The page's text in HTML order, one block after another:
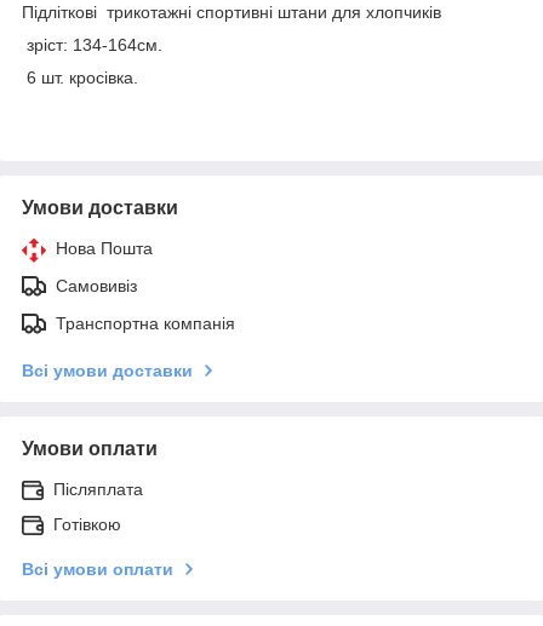
Підліткові трикотажні спортивні штани для хлопчиків
зріст: 134-164см.
6 шт. кросівка.
Умови доставки
Нова Пошта
Самовивіз
Транспортна компанія
Всі умови доставки
Умови оплати
Післяплата
Готівкою
Всі умови оплати